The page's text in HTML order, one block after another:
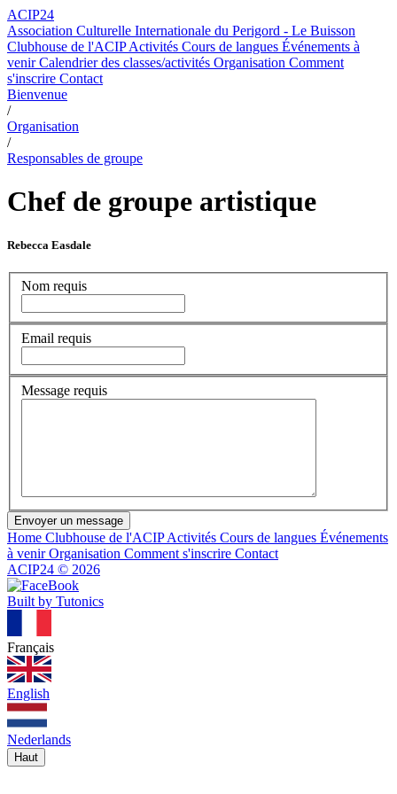
ACIP24
Association Culturelle Internationale du Perigord - Le Buisson
Clubhouse de l'ACIPActivités Cours de langues Événements à
venirCalendrier des classes/activités Organisation Comment
s'inscrire Contact
Bienvenue
/
Organisation
/
Responsables de groupe
Chef de groupe artistique
Rebecca Easdale
Nom requis
Email requis
Message requis
Envoyer un message
Home Clubhouse de l'ACIPActivités Cours de langues Événements
à venirOrganisation Comment s'inscrire Contact
ACIP24 © 2026
Built by Tutonics
Français
English
Nederlands
Haut